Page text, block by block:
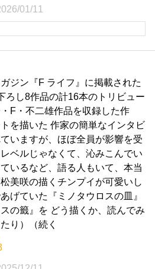
01/11
ジン『F ライフ』に掲載された
ろし8作品の計16本のトリビュー
F・不二雄作品を収録した作
を描いた 作家の簡単なインタビ
いますが、ほぼ全員が影響を受
ベルじゃなくて、沁みこんでい
いるなど、語る人もいて、本当
美咲の描くチンプイが可愛いし
げていた『ミノタウロスの皿』
の籤』を どう描くか、読んでみ
り）（続く